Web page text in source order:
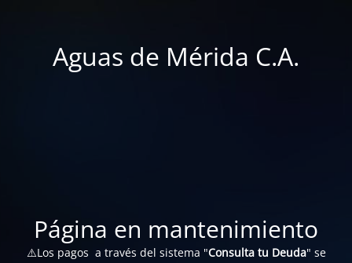
Aguas de Mérida C.A.
Página en mantenimiento
⚠️Los pagos a través del sistema "Consulta tu Deuda" se